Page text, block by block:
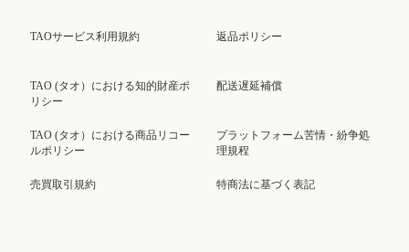
TAOサービス利用規約
TAO (タオ）における知的財産ポ
リシー
TAO (タオ）における商品リコー
ルポリシー
売買取引規約
返品ポリシー
配送遅延補償
プラットフォーム苦情・紛争処
理規程
特商法に基づく表記